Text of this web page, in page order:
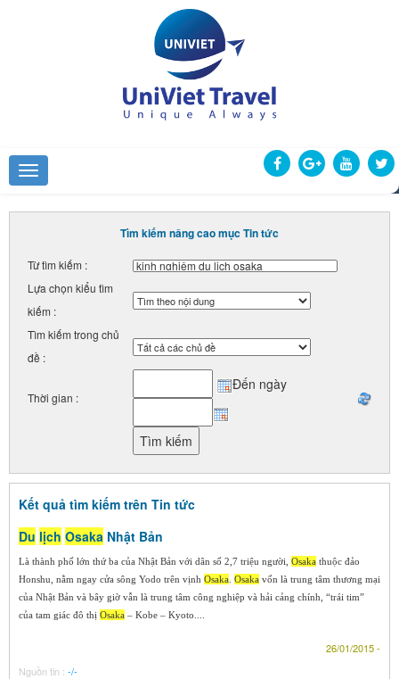
Tìm kiếm nâng cao mục Tin tức
Từ tìm kiếm :
Lựa chọn kiểu tìm
kiếm :
Tìm kiếm trong chủ
đề :
Thời gian :
Đến ngày
Kết quả tìm kiếm trên Tin tức
Du lịch Osaka Nhật Bản
Là thành phố lớn thứ ba của Nhật Bản với dân số 2,7 triệu người, Osaka thuộc đảo
Honshu, nằm ngay cửa sông Yodo trên vịnh Osaka Osaka vốn là trung tâm thương mại
của Nhật Bản và bây giờ vẫn là trung tâm công nghiệp và hải cảng chính, “trái tim”
của tam giác đô thị Osaka – Kobe – Kyoto....
26/01/2015 -
Nguồn tin : -/-